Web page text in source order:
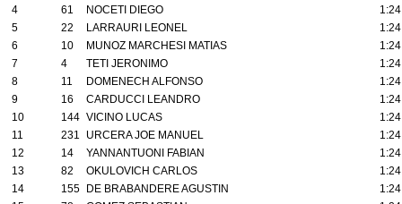
4
61 NOCETI DIEGO
5
22 LARRAURI LEONEL
6
10 MUNOZ MARCHESI MATIAS
7
4 TETI JERONIMO
8
11 DOMENECH ALFONSO
9
16 CARDUCCI LEANDRO
10
144 VICINO LUCAS
11
231 URCERA JOE MANUEL
12
14 YANNANTUONI FABIAN
13
82 OKULOVICH CARLOS
14
155 DE BRABANDERE AGUSTIN